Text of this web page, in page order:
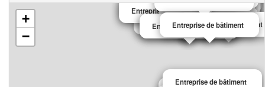
Entreprise de bâtiment
Entreprise de bâtimentEntreprise de bâtiment
Entreprise de bâtiment
Entreprise de bâtiment
Entreprise de bâtiment
Entreprise de bâtiment
Entreprise de bâtiment
Entreprise de bâtiment
+
−